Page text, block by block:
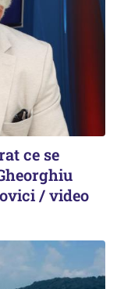
ce se
/ video